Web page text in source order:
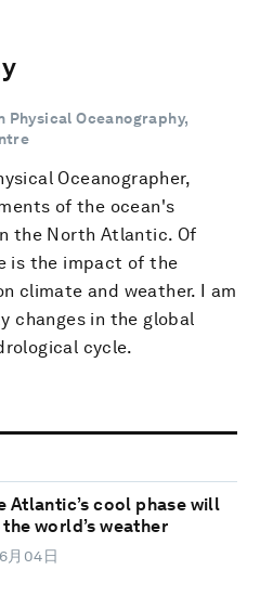
Oceanography,
Oceanographer,
of the ocean's
the North Atlantic. Of
is the impact of the
climate and weather. I am
changes in the global
cycle.
Atlantic’s cool phase will
world’s weather
月04日